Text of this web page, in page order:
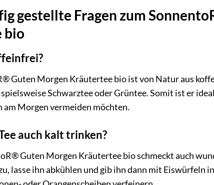
gestellte Fragen zum
bio
Guten Morgen Kräutertee bio ist von Natur aus
Schwarztee oder Grüntee. Somit ist er
am Morgen vermeiden möchten.
auch kalt trinken?
Guten Morgen Kräutertee bio schmeckt auch
lasse ihn abkühlen und gib ihn dann mit Eiswürfeln